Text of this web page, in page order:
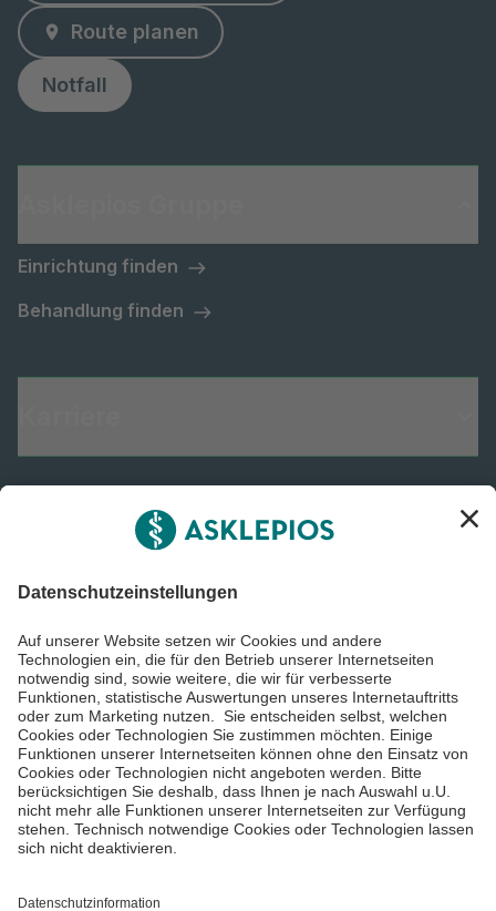
Route planen
Notfall
Einrichtung finden
Behandlung finden
Informiert bleiben
Impressum
Datenschutzinformationen
Barrierefreiheit